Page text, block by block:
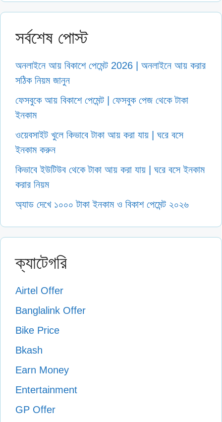
সর্বশেষ পোস্ট
অনলাইনে আয় বিকাশে পেমেন্ট 2026 | অনলাইনে আয় করার
সঠিক নিয়ম জানুন
ফেসবুকে আয় বিকাশে পেমেন্ট | ফেসবুক পেজ থেকে টাকা
ইনকাম
ওয়েবসাইট খুলে কিভাবে টাকা আয় করা যায় | ঘরে বসে
ইনকাম করুন
কিভাবে ইউটিউব থেকে টাকা আয় করা যায় | ঘরে বসে ইনকাম
করার নিয়ম
অ্যাড দেখে ১০০০ টাকা ইনকাম ও বিকাশ পেমেন্ট ২০২৬
ক্যাটেগরি
Airtel Offer
Banglalink Offer
Bike Price
Bkash
Earn Money
Entertainment
GP Offer